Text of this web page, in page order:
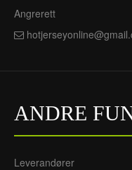
Liverpool
Angrerett
ANDRE
Leverandører